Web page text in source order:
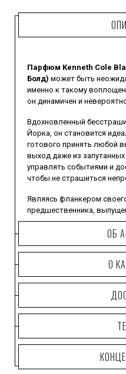
Парфюм Kenneth Cole
Болд) может быть
именно к такому
он динамичен и
Вдохновленный
Йорка, он становится
готового принять любой
выход даже из запутанных
управлять событиями и
чтобы не страшиться
Являясь фланкером
предшественника,
еще в 2004 году, он был
мегаполиса, живущий в
городом и достигающий в
Герой этого парфюма
независим и, конечно же,
ОБ
О